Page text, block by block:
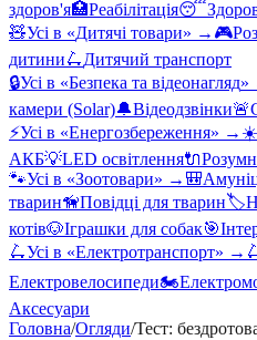
здоров'я🏥Реабілітація😴
🧸Усі в «Дитячі товари» → 🎮
дитини🛴Дитячий транспорт
🔒Усі в «Безпека та відеонагляд»
камери (Solar)🔔Відеодзвінки🚨
⚡Усі в «Енергозбереження» → ☀️
АКБ💡LED освітлення🔌
🐾Усі в «Зоотовари» → 🎒
тварин🦮Повідці для тварин🏷️
котів🐶Іграшки для собак🎯
🛴Усі в «Електротранспорт» →
Електровелосипеди🏍️
Аксесуари
Головна/Огляди/Тест: